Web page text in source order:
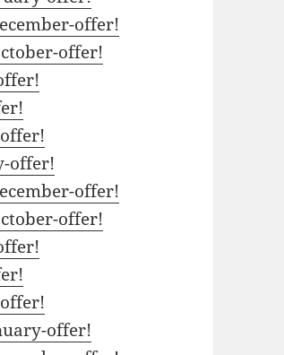
offer!
offer!
offer!
offer!
offer!
offer!